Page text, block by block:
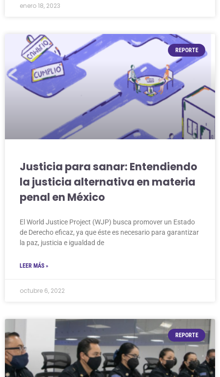
enero 18, 2023
REPORTE
Justicia para sanar: Entendiendo
la justicia alternativa en materia
penal en México
El World Justice Project (WJP) busca promover un Estado
de Derecho eficaz, ya que éste es necesario para garantizar
la paz, justicia e igualdad de
LEER MÁS »
octubre 6, 2022
REPORTE